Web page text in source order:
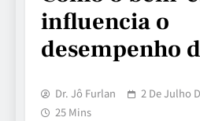
influencia o
desempenho
Dr. Jô Furlan 2 De Julho
25 Mins